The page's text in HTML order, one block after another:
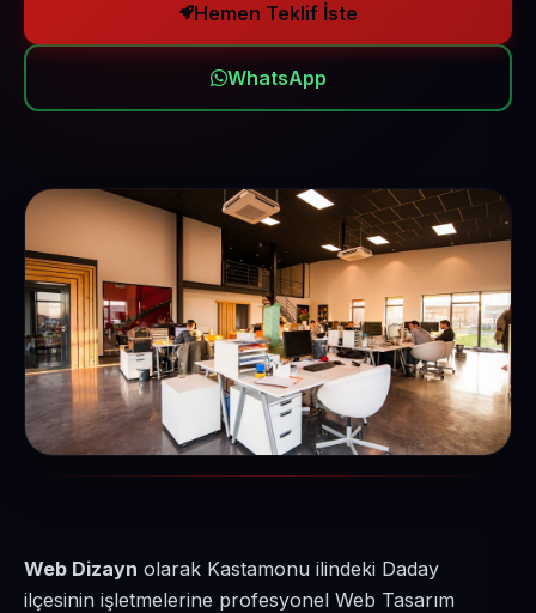
Hemen Teklif İste
WhatsApp
Web Dizayn olarak Kastamonu ilindeki Daday
ilçesinin işletmelerine profesyonel Web Tasarım